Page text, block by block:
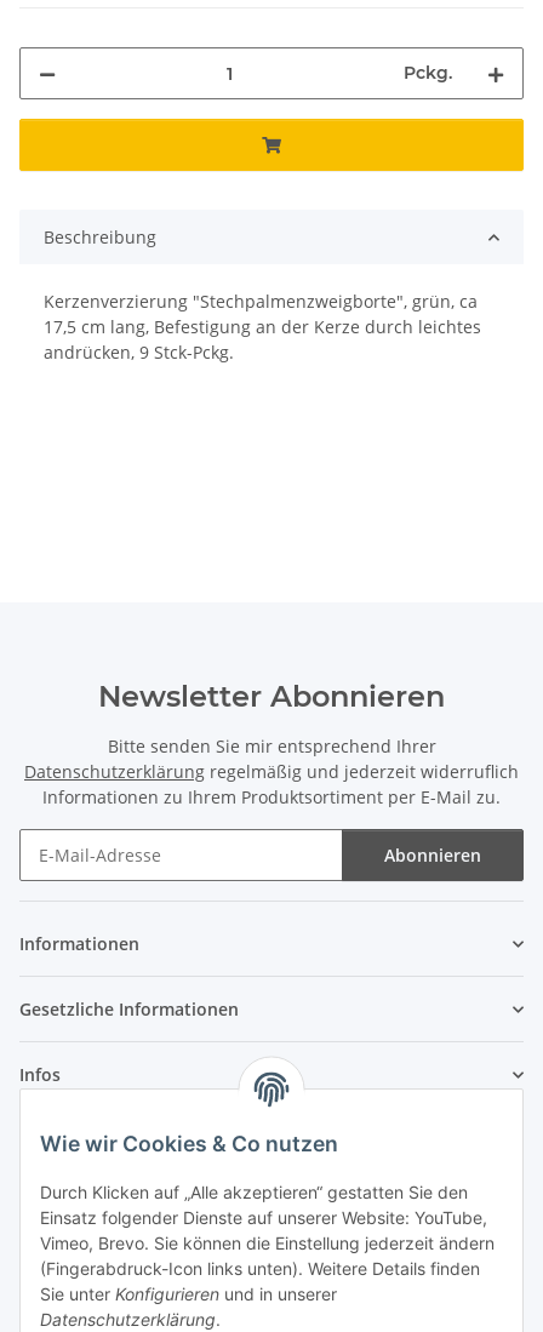
Wie wir Cookies & Co nutzen
Durch Klicken auf „Alle akzeptieren“ gestatten Sie den
Einsatz folgender Dienste auf unserer Website: YouTube,
Vimeo, Brevo. Sie können die Einstellung jederzeit ändern
(Fingerabdruck-Icon links unten). Weitere Details finden
Sie unter Konfigurieren und in unserer
Datenschutzerklärung.
Pckg.
Beschreibung
Kerzenverzierung "Stechpalmenzweigborte", grün, ca
17,5 cm lang, Befestigung an der Kerze durch leichtes
andrücken, 9 Stck-Pckg.
Newsletter Abonnieren
Bitte senden Sie mir entsprechend Ihrer
Datenschutzerklärung regelmäßig und jederzeit widerruflich
Informationen zu Ihrem Produktsortiment per E-Mail zu.
Abonnieren
Informationen
Gesetzliche Informationen
Infos
Laden - Öffnungszeiten:
Montag 09:00Uhr bis
16:00 Uhr
Dienstag
09:00 Uhr bis
17:00 Uhr
Mittwoch
09:00 Uhr bis 16:00 Uhr
Donnerstag
09:00 Uhr bis
17:00 Uhr
Freitag
09:00 Uhr